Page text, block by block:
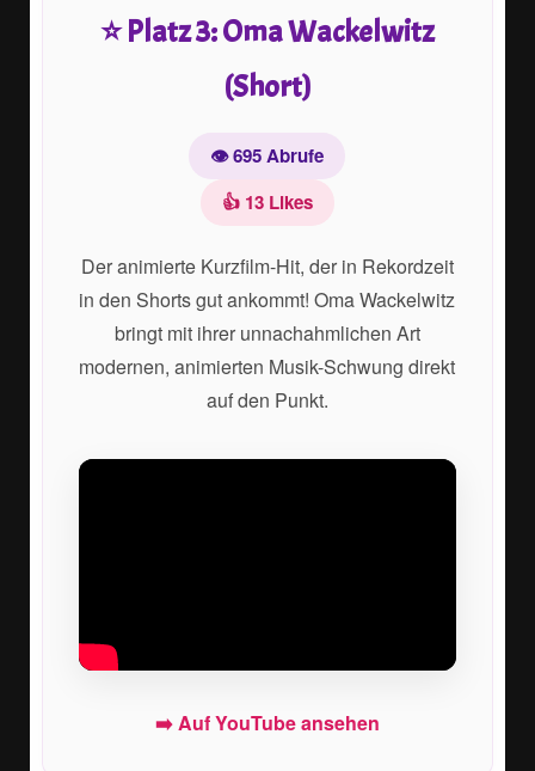
⭐ Platz 3: Oma Wackelwitz
(Short)
👁️ 695 Abrufe
👍 13 Likes
Der animierte Kurzfilm-Hit, der in Rekordzeit
in den Shorts gut ankommt! Oma Wackelwitz
bringt mit ihrer unnachahmlichen Art
modernen, animierten Musik-Schwung direkt
auf den Punkt.
➡️ Auf YouTube ansehen